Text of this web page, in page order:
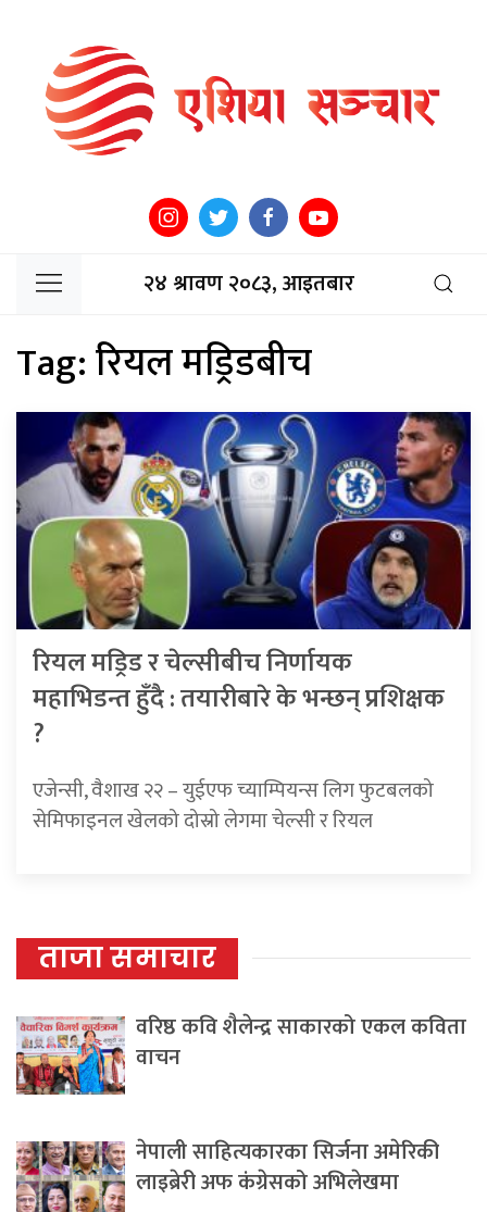
२४ श्रावण २०८३, आइतबार
Tag:रियल मड्रिडबीच
रियल मड्रिड र चेल्सीबीच निर्णायक
महाभिडन्त हुँदै : तयारीबारे के भन्छन् प्रशिक्षक
?
एजेन्सी, वैशाख २२ – युईएफ च्याम्पियन्स लिग फुटबलको
सेमिफाइनल खेलको दोस्रो लेगमा चेल्सी र रियल
ताजा समाचार
वरिष्ठ कवि शैलेन्द्र साकारको एकल कविता
वाचन
नेपाली साहित्यकारका सिर्जना अमेरिकी
लाइब्रेरी अफ कंग्रेसको अभिलेखमा